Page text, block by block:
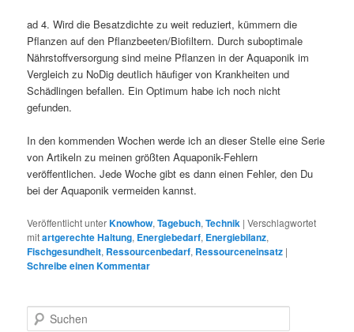
ad 4. Wird die Besatzdichte zu weit reduziert, kümmern die
Pflanzen auf den Pflanzbeeten/Biofiltern. Durch suboptimale
Nährstoffversorgung sind meine Pflanzen in der Aquaponik im
Vergleich zu NoDig deutlich häufiger von Krankheiten und
Schädlingen befallen. Ein Optimum habe ich noch nicht
gefunden.
In den kommenden Wochen werde ich an dieser Stelle eine Serie
von Artikeln zu meinen größten Aquaponik-Fehlern
veröffentlichen. Jede Woche gibt es dann einen Fehler, den Du
bei der Aquaponik vermeiden kannst.
Veröffentlicht unterKnowhow,Tagebuch,Technik |Verschlagwortet
mitartgerechte Haltung, Energiebedarf, Energiebilanz,
Fischgesundheit, Ressourcenbedarf, Ressourceneinsatz |
Schreibe einen Kommentar
u